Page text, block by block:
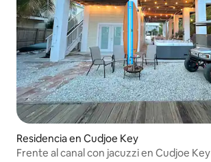
Residencia en Cudjoe Key
Frente al canal con jacuzzi en Cudjoe Key